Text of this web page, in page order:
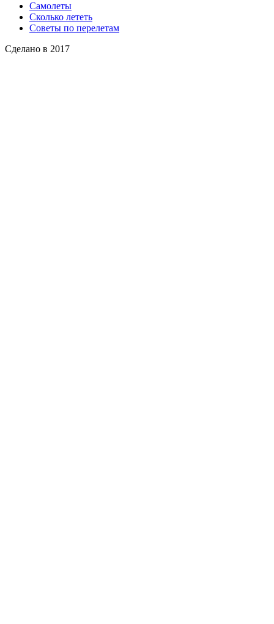
Самолеты
Сколько лететь
Советы по перелетам
Сделано в 2017